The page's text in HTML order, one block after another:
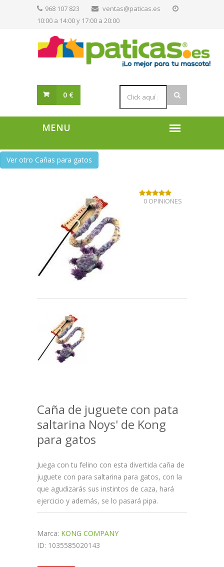
968 107 823
ventas@paticas.es
10:00 a 14:00 y 17:00 a 20:00
0 €
Ver otro Cañas para gatos
Caña de juguete con pata
saltarina Noys' de Kong
para gatos
0 OPINIONES
Juega con tu felino con esta divertida caña de
juguete con para saltarina para gatos, con la
que agudizarás sus instintos de caza, hará
ejercicio y además, se lo pasará pipa.
Marca: KONG COMPANY
ID: 1035585020143